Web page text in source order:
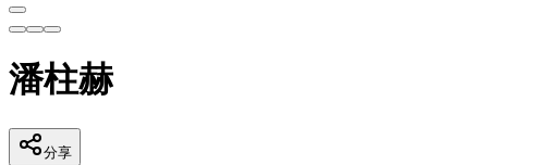
潘柱赫
分享